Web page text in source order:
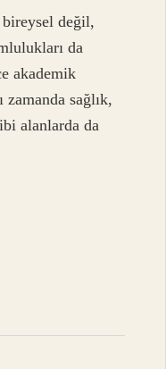
bireysel değil,
da
akademik
zamanda sağlık,
alanlarda da